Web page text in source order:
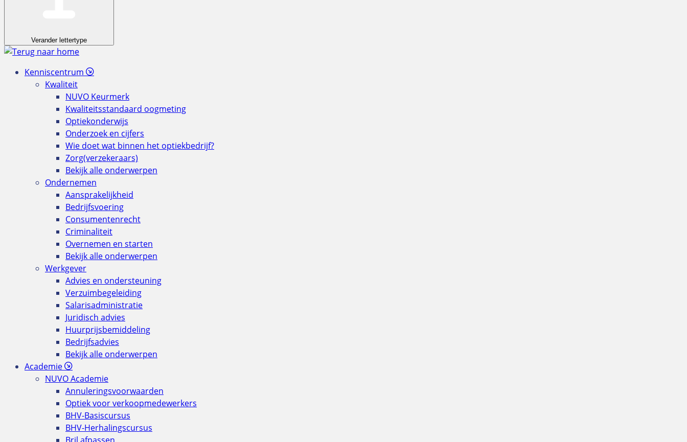
Verander lettertype
Kenniscentrum
Kwaliteit
NUVO Keurmerk
Kwaliteitsstandaard oogmeting
Optiekonderwijs
Onderzoek en cijfers
Wie doet wat binnen het optiekbedrijf?
Zorg(verzekeraars)
Bekijk alle onderwerpen
Ondernemen
Aansprakelijkheid
Bedrijfsvoering
Consumentenrecht
Criminaliteit
Overnemen en starten
Bekijk alle onderwerpen
Werkgever
Advies en ondersteuning
Verzuimbegeleiding
Salarisadministratie
Juridisch advies
Huurprijsbemiddeling
Bedrijfsadvies
Bekijk alle onderwerpen
Academie
NUVO Academie
Annuleringsvoorwaarden
Optiek voor verkoopmedewerkers
BHV-Basiscursus
BHV-Herhalingscursus